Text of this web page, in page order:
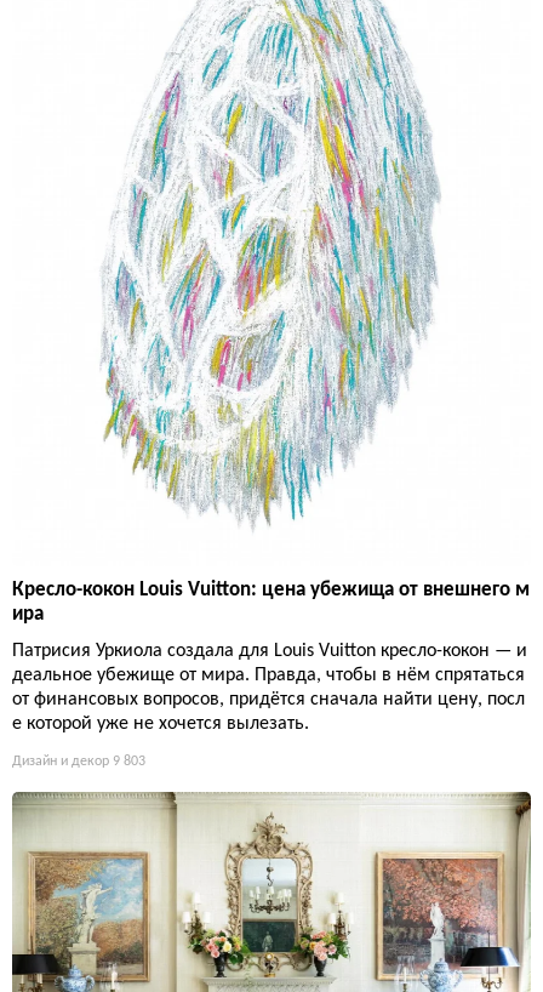
Кресло-кокон Louis Vuitton: цена убежища от внешнего м
ира
Патрисия Уркиола создала для Louis Vuitton кресло-кокон — и
деальное убежище от мира. Правда, чтобы в нём спрятаться
от финансовых вопросов, придётся сначала найти цену, посл
е которой уже не хочется вылезать.
Дизайн и декор 9 803